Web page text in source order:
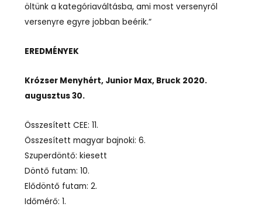
öltünk a kategóriaváltásba, ami most versenyről
versenyre egyre jobban beérik.“
EREDMÉNYEK
Krózser Menyhért, Junior Max, Bruck 2020.
augusztus 30.
Összesített CEE: 11.
Összesített magyar bajnoki: 6.
Szuperdöntő: kiesett
Döntő futam: 10.
Elődöntő futam: 2.
Időmérő: 1.